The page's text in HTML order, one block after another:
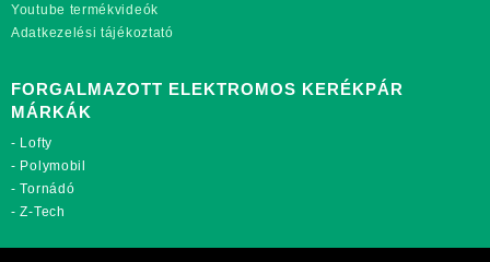
Youtube termékvideók
Adatkezelési tájékoztató
FORGALMAZOTT ELEKTROMOS KERÉKPÁR
MÁRKÁK
- Lofty
- Polymobil
-Tornádó
-Z-Tech